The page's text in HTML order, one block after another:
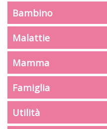
Bambino
Malattie
Mamma
Famiglia
Utilità